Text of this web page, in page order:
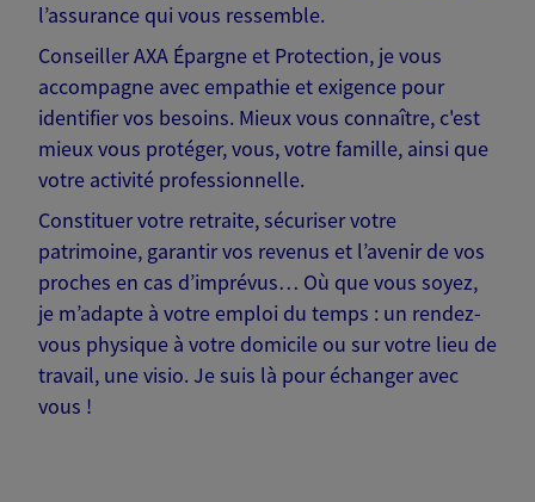
l’assurance qui vous ressemble.
Conseiller AXA Épargne et Protection, je vous
accompagne avec empathie et exigence pour
identifier vos besoins. Mieux vous connaître, c'est
mieux vous protéger, vous, votre famille, ainsi que
votre activité professionnelle.
Constituer votre retraite, sécuriser votre
patrimoine, garantir vos revenus et l’avenir de vos
proches en cas d’imprévus… Où que vous soyez,
je m’adapte à votre emploi du temps : un rendez-
vous physique à votre domicile ou sur votre lieu de
travail, une visio. Je suis là pour échanger avec
vous !